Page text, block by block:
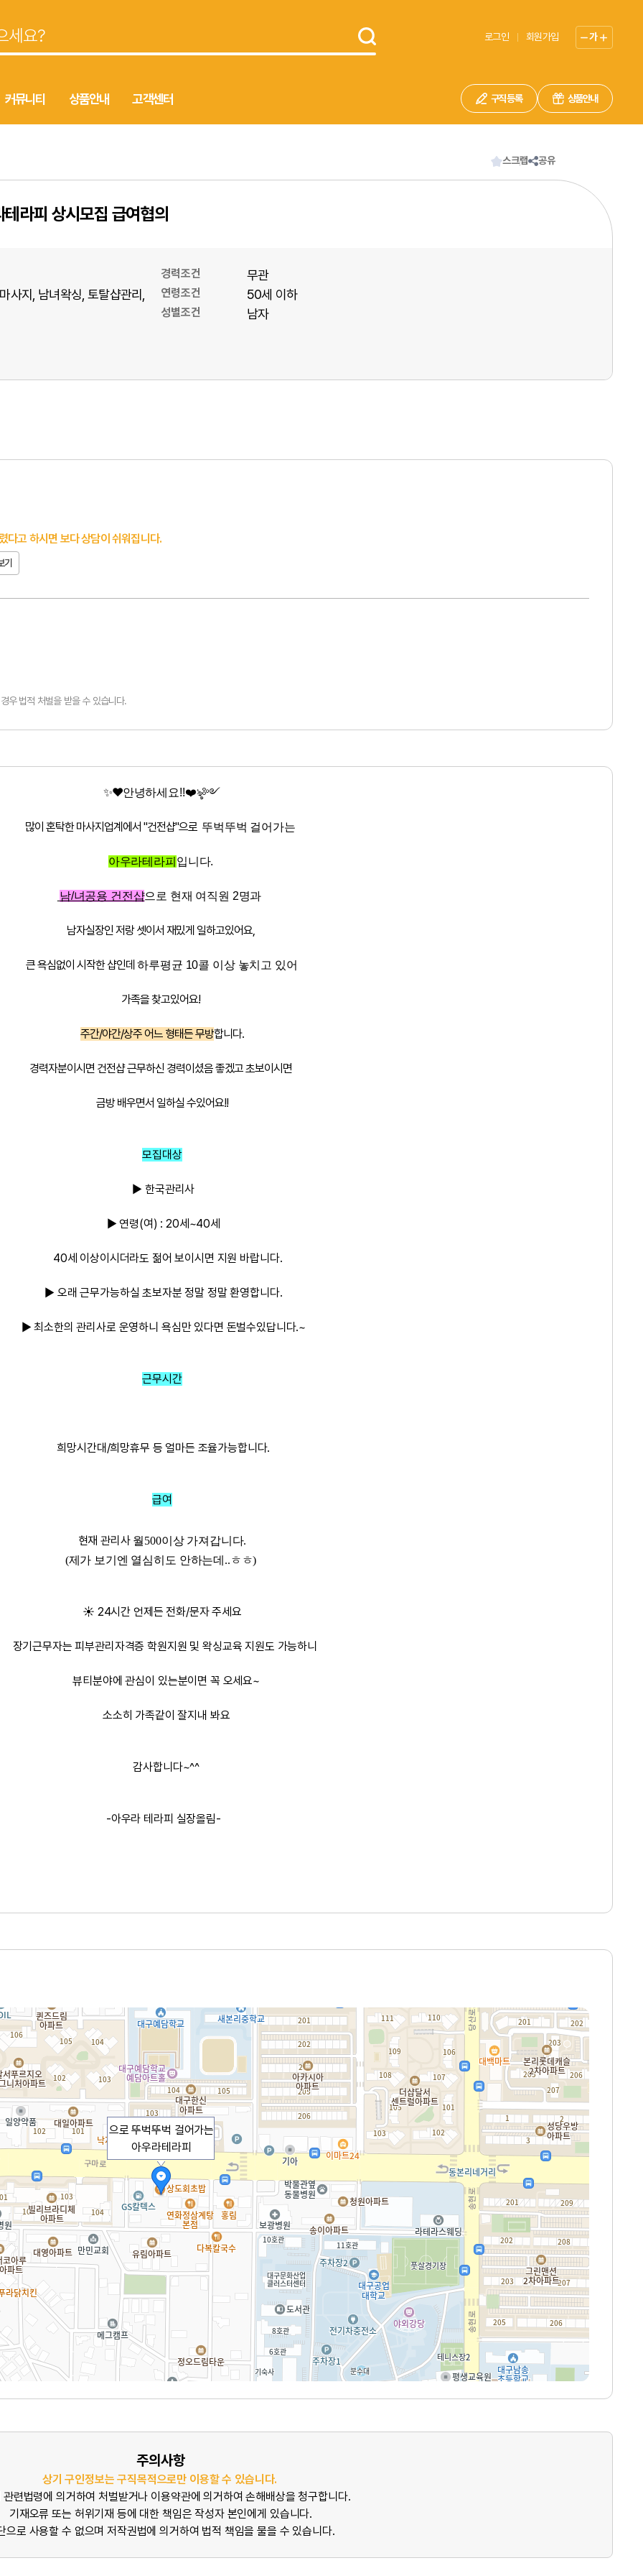
로그인 회원가입 가
커뮤니티 상품안내 고객센터 구직 등록 상품안내
스크랩 공유
라피 상시모집 급여협의
사지 남녀왁싱 토탈샵관리
경력조건 무관
연령조건 50세 이하
성별조건 남자
다고 하시면 보다 상담이 쉬워집니다.
기
우 법적 처벌을 받을 수 있습니다.
✨❤️안녕하세요!!❤️ৡ༻
많이 혼탁한 마사지업계에서"건전샵"으로 뚜벅뚜벅 걸어가는
아우라테라피 입니다.
남/녀공용 건전샵으로 현재 여직원 2명과
남자실장인 저랑 셋이서 재밌게 일하고있어요,
큰 욕심없이 시작한 샵인데하루평균 10콜 이상 놓치고 있어
가족을 찾고있어요!
주간/야간/상주 어느 형태든 무방합니다.
경력자분이시면 건전샵 근무하신 경력이셨음 좋겠고 초보이시면
금방 배우면서 일하실 수있어요!!
모집대상
▶ 한국관리사
▶ 연령(여) : 20세~40세
40세 이상이시더라도 젊어 보이시면 지원 바랍니다.
▶ 오래 근무가능하실 초보자분 정말 정말 환영합니다.
▶ 최소한의 관리사로 운영하니 욕심만 있다면 돈벌수있답니다.~
근무시간
희망시간대/희망휴무 등 얼마든 조율가능합니다.
급여
현재 관리사 월500이상가져갑니다.
(제가 보기엔 열심히도 안하는데..ㅎㅎ)
☀️ 24시간 언제든 전화/문자 주세요
장기근무자는 피부관리자격증 학원지원 및 왁싱교육 지원도 가능하니
뷰티분야에 관심이 있는분이면 꼭 오세요~
소소히 가족같이 잘지내 봐요
감사합니다~^^
-아우라 테라피 실장올림-
으로 뚜벅뚜벅 걸어가는
아우라테라피
주의사항
상기 구인정보는 구직목적으로만 이용할 수 있습니다.
관련법령에 의거하여 처벌받거나 이용약관에 의거하여 손해배상을 청구합니다.
기재오류 또는 허위기재 등에 대한 책임은 작성자 본인에게 있습니다.
으로 사용할 수 없으며 저작권법에 의거하여 법적 책임을 물을 수 있습니다.